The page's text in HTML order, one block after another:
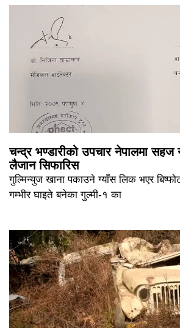
चन्द्र भण्डारीको उपचार नेपालमा सहज
लैजान सिफारिस
गुल्मिन्युज खाना पकाउने ग्याँस लिक भएर
गम्भीर घाइते बनेका गुल्मी-१ का